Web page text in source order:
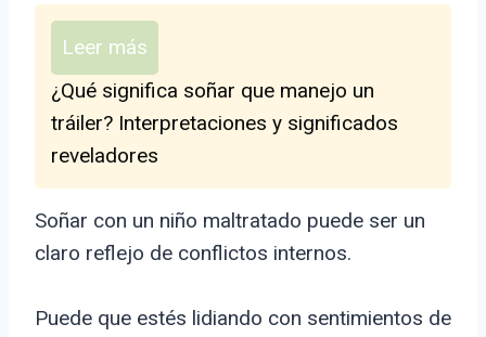
Leer más
¿Qué significa soñar que manejo un
tráiler? Interpretaciones y significados
reveladores
Soñar con un niño maltratado puede ser un
claro reflejo de conflictos internos.
Puede que estés lidiando con sentimientos de